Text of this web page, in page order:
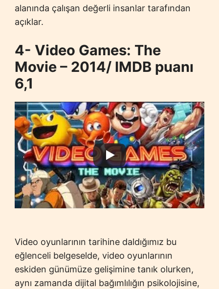
alanında çalışan değerli insanlar tarafından
açıklar.
4- Video Games: The
Movie – 2014/ IMDB puanı
6,1
Video oyunlarının tarihine daldığımız bu
eğlenceli belgeselde, video oyunlarının
eskiden günümüze gelişimine tanık olurken,
aynı zamanda dijital bağımlılığın psikolojisine,